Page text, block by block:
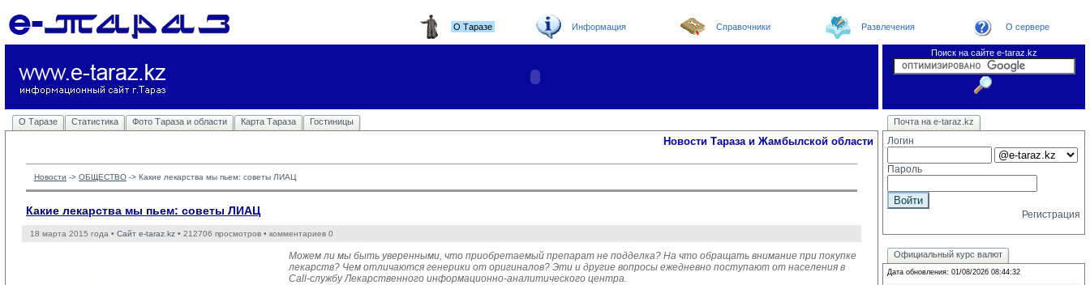
О Таразе Информация Справочники Развлечения О сервере
Поиск на сайте e-taraz.kz
О Таразе Статистика Фото Тараза и области Карта Тараза Гостиницы Новости Погода в Таразе
Телефоный справочник
Видеоконференция
Новости e-taraz
Новости Тараза и Жамбылской области
Новости -> ОБЩЕСТВО -> Какие лекарства мы пьем: советы ЛИАЦ
Какие лекарства мы пьем: советы ЛИАЦ
18 марта 2015 года • Сайт e-taraz.kz • 212706 просмотров • комментариев 0
Можем ли мы быть уверенными, что приобретаемый препарат не подделка? На что обращать внимание при покупке
лекарств? Чем отличаются генерики от оригиналов? Эти и другие вопросы ежедневно поступают от населения в
Call-службу Лекарственного информационно-аналитического центра.
Почта на e-taraz.kz
Логин
Пароль
Регистрация
Официальный курс валют
Дата обновления: 01/08/2026 08:44:32